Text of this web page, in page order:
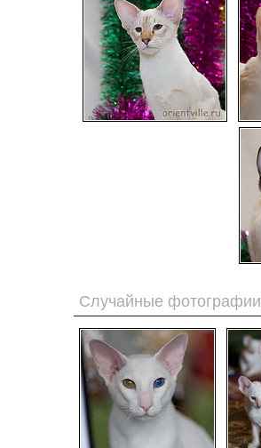
Случайные фотографии